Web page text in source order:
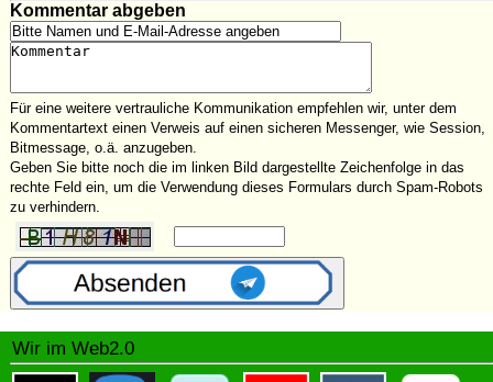
Kommentar abgeben
Für eine weitere vertrauliche Kommunikation empfehlen wir, unter dem
Kommentartext einen Verweis auf einen sicheren Messenger, wie Session,
Bitmessage, o.ä. anzugeben.
Geben Sie bitte noch die im linken Bild dargestellte Zeichenfolge in das
rechte Feld ein, um die Verwendung dieses Formulars durch Spam-Robots
zu verhindern.
Wir im Web2.0